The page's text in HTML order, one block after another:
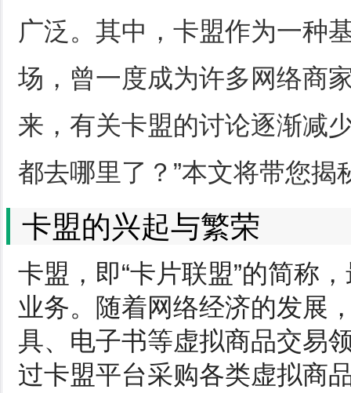
广泛。其中，卡盟作为一种
场，曾一度成为许多网络商
来，有关卡盟的讨论逐渐减
都去哪里了？”本文将带您
卡盟的兴起与繁荣
卡盟，即“卡片联盟”的简称
业务。随着网络经济的发展
具、电子书等虚拟商品交易
过卡盟平台采购各类虚拟商